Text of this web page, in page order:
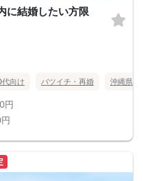
に結婚したい方限
向け バツイチ・再婚 沖縄県
円